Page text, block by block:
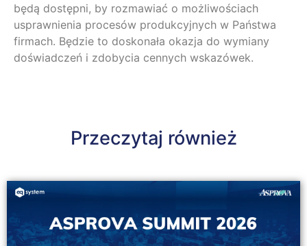
będą dostępni, by rozmawiać o możliwościach
usprawnienia procesów produkcyjnych w Państwa
firmach. Będzie to doskonała okazja do wymiany
doświadczeń i zdobycia cennych wskazówek.
Przeczytaj również